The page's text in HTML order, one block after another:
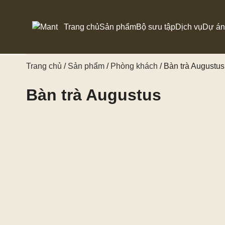
Trang chủSản phẩmBộ sưu tậpDịch vụDự án
Trang chủ / Sản phẩm / Phòng khách / Bàn trà Augustus
Bàn trà Augustus